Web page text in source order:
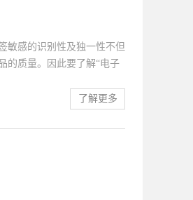
标签 能够帮助...
敏感的识别性及独一性不但
的质量。因此要了解“电子
样化的数据电子标签便能
数据量大且能随时进行更
因为电子标签...
了解更多